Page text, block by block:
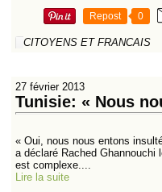
Repost 0
CITOYENS ET FRANCAIS
27 février 2013
Tunisie: « Nous
« Oui, nous nous entons
a déclaré Rached
est complexe....
Lire la suite